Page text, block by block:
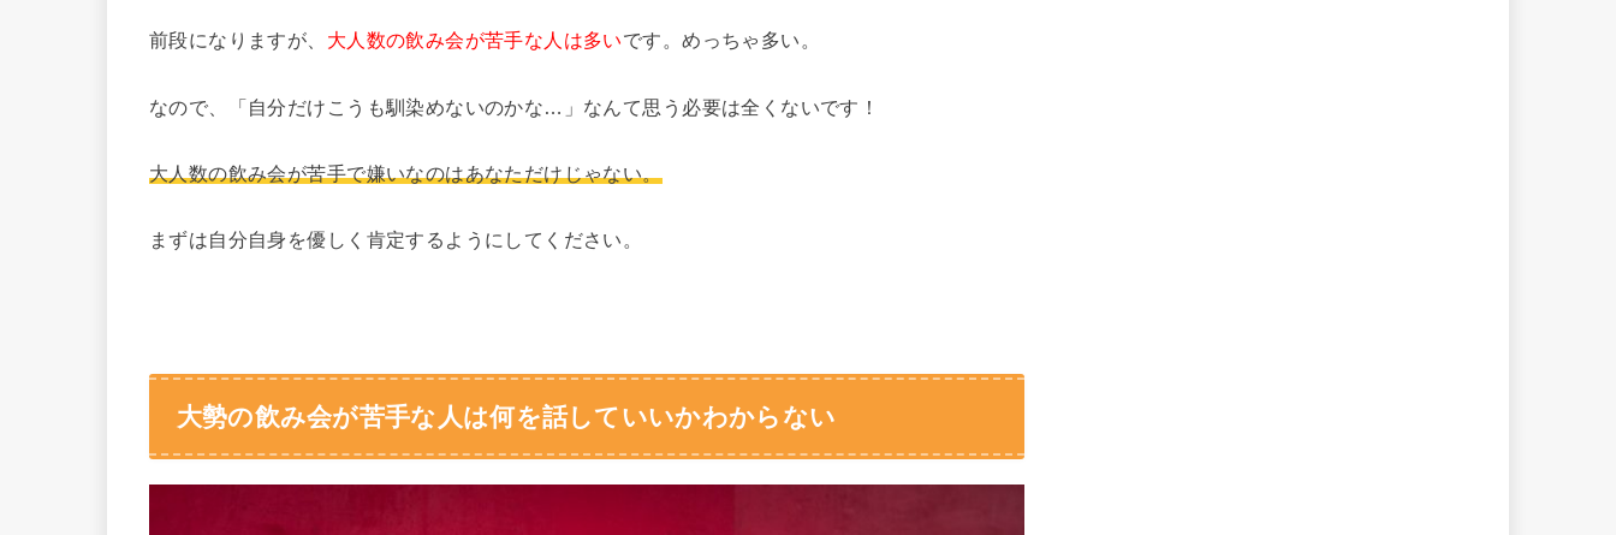
前段になりますが、 大人数の飲み会が苦手な人は多いです。めっちゃ多い。
なので、「自分だけこうも馴染めないのかな…」なんて思う必要は全くないです！
大人数の飲み会が苦手で嫌いなのはあなただけじゃない。
まずは自分自身を優しく肯定するようにしてください。
大勢の飲み会が苦手な人は何を話していいかわからない